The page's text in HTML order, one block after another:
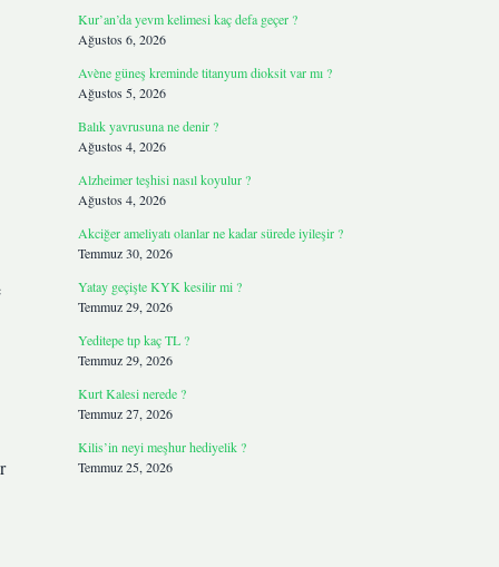
Kur’an’da yevm kelimesi kaç defa geçer ?
Ağustos 6, 2026
Avène güneş kreminde titanyum dioksit var mı ?
Ağustos 5, 2026
Balık yavrusuna ne denir ?
Ağustos 4, 2026
Alzheimer teşhisi nasıl koyulur ?
Ağustos 4, 2026
Akciğer ameliyatı olanlar ne kadar sürede iyileşir ?
Temmuz 30, 2026
Yatay geçişte KYK kesilir mi ?
Temmuz 29, 2026
Yeditepe tıp kaç TL ?
Temmuz 29, 2026
Kurt Kalesi nerede ?
Temmuz 27, 2026
Kilis’in neyi meşhur hediyelik ?
Temmuz 25, 2026